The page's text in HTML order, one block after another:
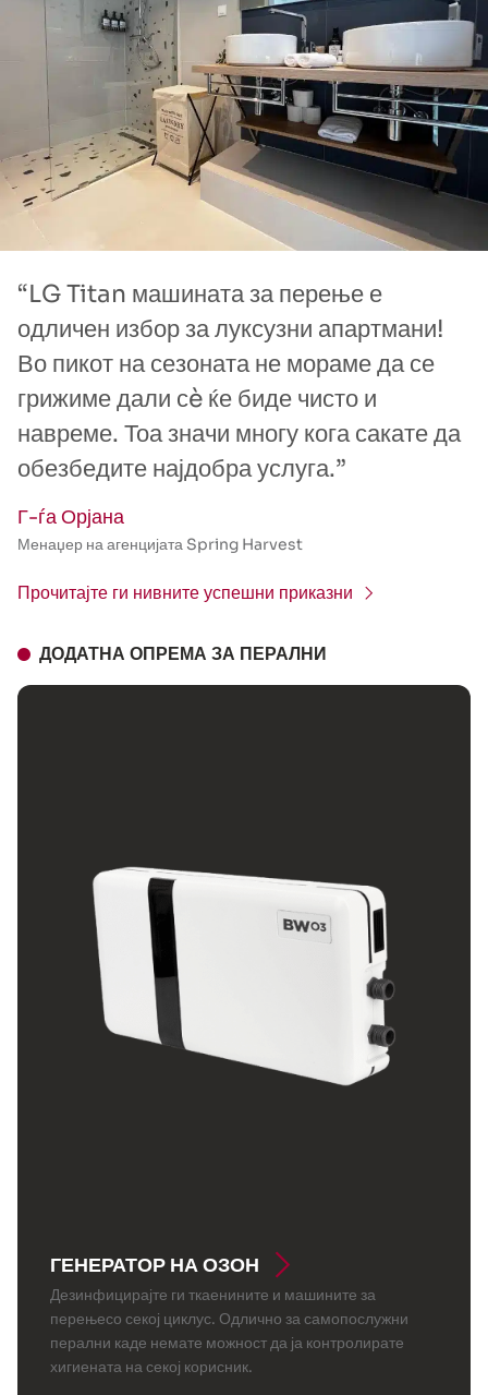
“LG Titan машината за перење е
одличен избор за луксузни апартмани!
Во пикот на сезоната не мораме да се
грижиме дали сè ќе биде чисто и
навреме. Тоа значи многу кога сакате да
обезбедите најдобра услуга.”
Г-ѓа Орјана
Менаџер на агенцијата Spring Harvest
Прочитајте ги нивните успешни приказни
ДОДАТНА ОПРЕМА ЗА ПЕРАЛНИ
ГЕНЕРАТОР НА ОЗОН
Дезинфицирајте ги ткаенините и машините за
перењесо секој циклус. Одлично за самопослужни
перални каде немате можност да ја контролирате
хигиената на секој корисник.